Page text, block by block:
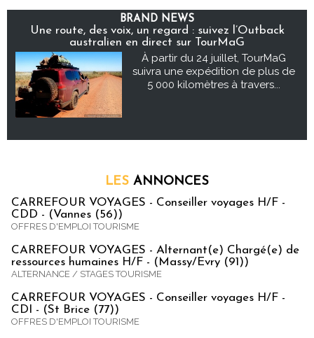
BRAND NEWS
Une route, des voix, un regard : suivez l’Outback
australien en direct sur TourMaG
À partir du 24 juillet, TourMaG
suivra une expédition de plus de
5 000 kilomètres à travers...
LES ANNONCES
CARREFOUR VOYAGES - Conseiller voyages H/F -
CDD - (Vannes (56))
OFFRES D'EMPLOI TOURISME
CARREFOUR VOYAGES - Alternant(e) Chargé(e) de
ressources humaines H/F - (Massy/Evry (91))
ALTERNANCE / STAGES TOURISME
CARREFOUR VOYAGES - Conseiller voyages H/F -
CDI - (St Brice (77))
OFFRES D'EMPLOI TOURISME